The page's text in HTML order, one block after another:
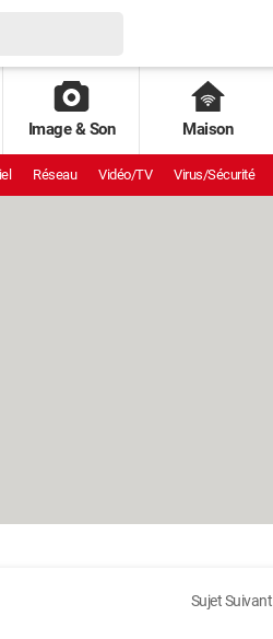
Image & Son Maison
Réseau Vidéo/TV Virus/Sécurité
Sujet Suivant